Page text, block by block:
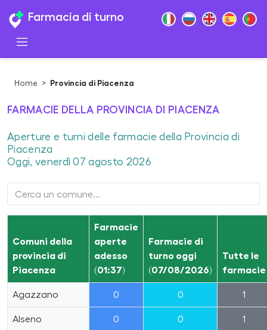
Farmacia di turno
Home > Provincia di Piacenza
FARMACIE DELLA PROVINCIA DI PIACENZA
Aperture e turni delle farmacie della Provincia di
Piacenza
Oggi, venerdì 07 agosto 2026
Comuni della
provincia di
Piacenza
Farmacie
aperte
adesso
(01:37)
Farmacie di
turno oggi
(07/08/2026)
Tutte le
farmacie
Agazzano 0 0 1
Alseno 0 0 1